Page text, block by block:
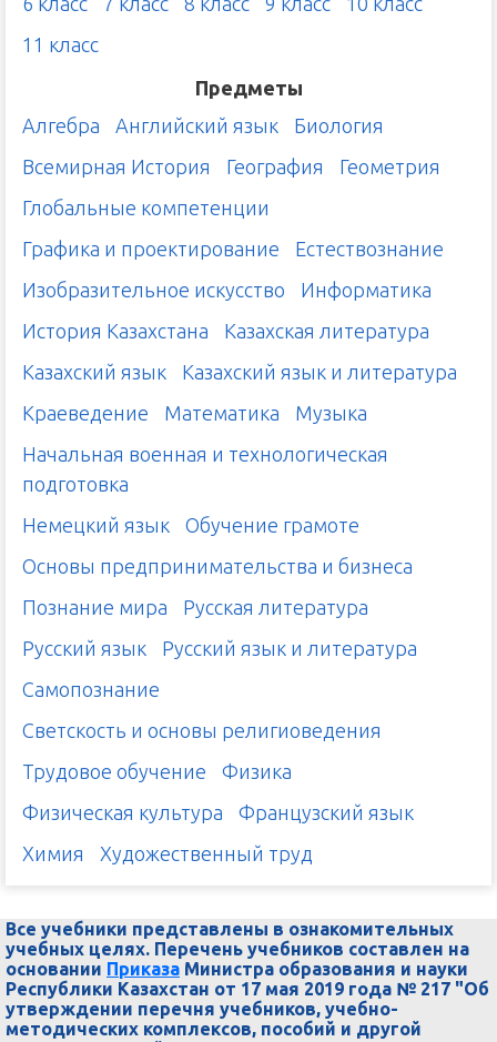
11 класс
Предметы
Алгебра
Английский язык
Биология
Всемирная История
География
Геометрия
Глобальные компетенции
Графика и проектирование
Естествознание
Изобразительное искусство
Информатика
История Казахстана
Казахская литература
Казахский язык
Казахский язык и литература
Краеведение
Математика
Музыка
Начальная военная и технологическая
подготовка
Немецкий язык
Обучение грамоте
Основы предпринимательства и бизнеса
Познание мира
Русская литература
Русский язык
Русский язык и литература
Самопознание
Светскость и основы религиоведения
Трудовое обучение
Физика
Физическая культура
Французский язык
Химия
Художественный труд
Все учебники представлены в ознакомительных
учебных целях. Перечень учебников составлен на
основании Приказа Министра образования и науки
Республики Казахстан от 17 мая 2019 года № 217 "Об
утверждении перечня учебников, учебно-
методических комплексов, пособий и другой